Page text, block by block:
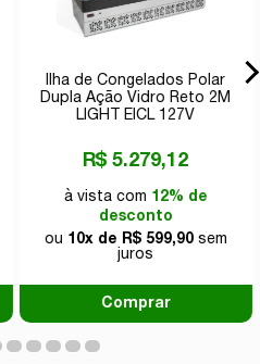
Ilha de Congelados Polar
Dupla Ação Vidro Reto 2M
LIGHT EICL 127V
R$ 5.279,12
à vista com 12% de
desconto
ou 10x de R$ 599,90sem
juros
Comprar